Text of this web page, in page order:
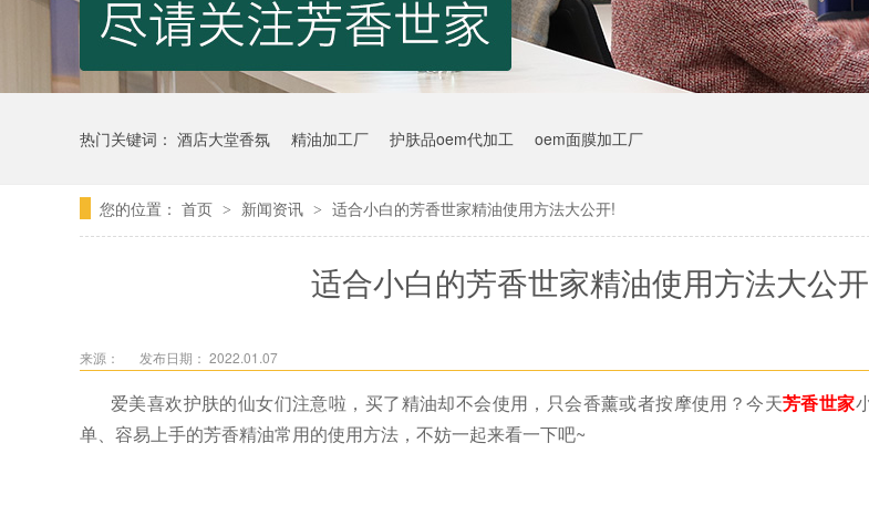
热门关键词： 酒店大堂香氛 精油加工厂 护肤品oem代加工 oem面膜加工厂
您的位置： 首页 > 新闻资讯 > 适合小白的芳香世家精油使用方法大公开!
适合小白的芳香世家精油使用方法大公
来源： 发布日期： 2022.01.07
爱美喜欢护肤的仙女们注意啦，买了精油却不会使用，只会香薰或者按摩使用？今天芳香世家
单、容易上手的芳香精油常用的使用方法，不妨一起来看一下吧~